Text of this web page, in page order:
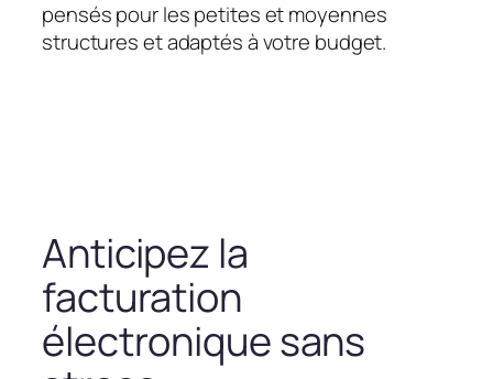
pensés pour les petites et moyennes
structures et adaptés à votre budget.
Anticipez la
facturation
électronique sans